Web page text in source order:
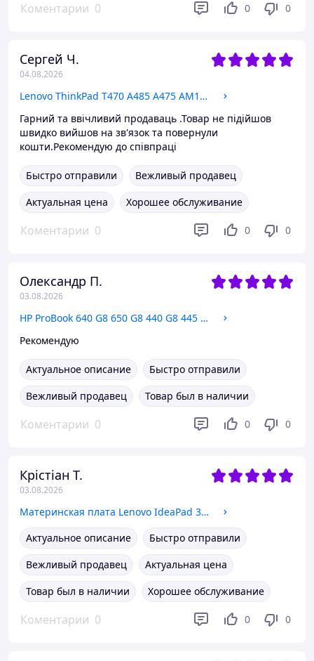
Коментарии 0 0 0
Сергей Ч.
04.08.2026
Lenovo ThinkPad T470 A485 A475 AM12D000A00 Переходник SATA, HDD, SSD *Уценка*
Гарний та ввічливий продаваць .Товар не підійшов
швидко вийшов на зв'язок та повернули
кошти.Рекомендую до співпраці
Быстро отправили
Вежливый продавец
Актуальная цена
Хорошее обслуживание
Коментарии 0 0 0
Олександр П.
03.08.2026
HP ProBook 640 G8 650 G8 440 G8 445 G8 450 G8 DAX8QPI18C0 USB, LAN Плата
Рекомендую
Актуальное описание
Быстро отправили
Вежливый продавец
Товар был в наличии
Коментарии 0 0 0
Крістіан Т.
03.08.2026
Материнская плата Lenovo IdeaPad 320-17IKB (nm-b24 5b20n95885 / Intel Pentium 4415U / 4GB) Гарантия
Актуальное описание
Быстро отправили
Вежливый продавец
Актуальная цена
Товар был в наличии
Хорошее обслуживание
Коментарии 0 0 0